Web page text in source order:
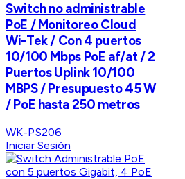
Switch no administrable
PoE / Monitoreo Cloud
Wi-Tek / Con 4 puertos
10/100 Mbps PoE af/at / 2
Puertos Uplink 10/100
MBPS / Presupuesto 45 W
/ PoE hasta 250 metros
WK-PS206
Iniciar Sesión